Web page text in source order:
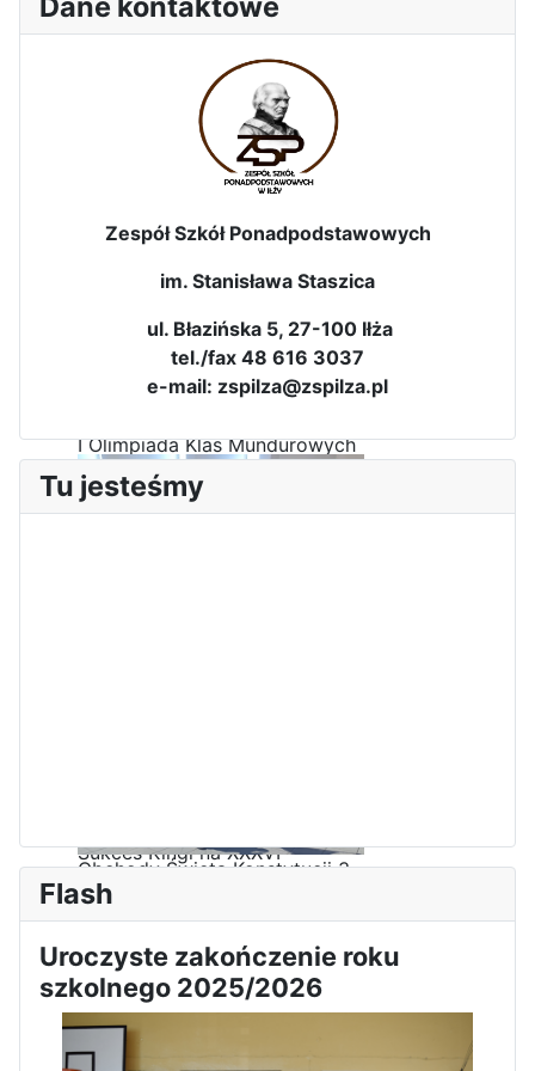
Dni Leśmianowskie 2026
I Olimpiada Klas Mundurowych
Sukces Kingi na XXXVI
Olimpiadzie Teologii Katolickiej
Obchody Święta Konstytucji 3
Maja w Iłży
Zespół Szkół Ponadpodstawowych
im. Stanisława Staszica
ul. Błazińska 5, 27-100 Iłża
tel./fax 48 616 3037
e-mail: zspilza@zspilza.pl
Tu jesteśmy
Flash
Uroczyste zakończenie roku
szkolnego 2025/2026